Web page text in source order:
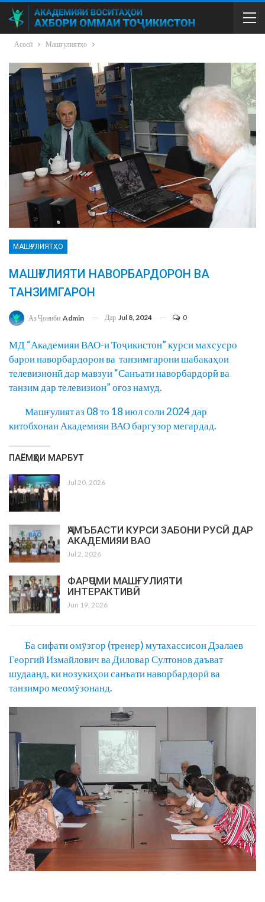
Асосӣ Машғулиятҳо
МАШҒУЛИЯТҲО
МАШҒУЛИЯТИ НАВОРБАРДОРОН ВА
ТАНЗИМГАРОН
Аз Ҷониби Admin Дар Jul 8, 2024 0
МД “Академияи ВАО-и Тоҷикистон” курси махсусро
барои наворбардорон ва танзимгарони шабакаҳои
телевизионӣ дар мавзуи “Санъати наворбардорӣ ва
танзим дар телевизион” оғоз намуд.
Машғулият аз 08 то 18 июл соли 2024 дар
китобхонаи Академияи ВАО баргузор мегардад.
ПАЁМҲОИ МАРБУТ
Jul 20, 2026
ҶАМЪБАСТИ КУРСИ ЗАБОНИ РУСӢ ДАР
АКАДЕМИЯИ ВАО
Jul 2, 2026
ФАРҶОМИ МАШҒУЛИЯТИ
ИНТЕРАКТИВӢ
Jun 19, 2026
Ба сифати омӯзгор (тренер) мутахассисон Дзалаев
Георгий Измайлович ва Диловар Султонов даъват
шудаанд, ки нозукиҳои санъати наворбардорӣ ва
танзимро меомӯзонанд.